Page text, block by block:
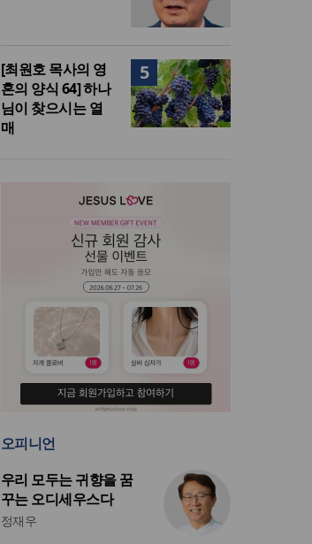
5
[최원호 목사의 영
혼의 양식 64] 하나
님이 찾으시는 열
매
오피니언
우리 모두는 귀향을 꿈
꾸는 오디세우스다
정재우